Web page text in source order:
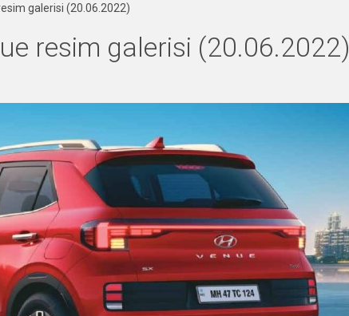
galerisi (20.06.2022)
resim galerisi (20.06.2022)